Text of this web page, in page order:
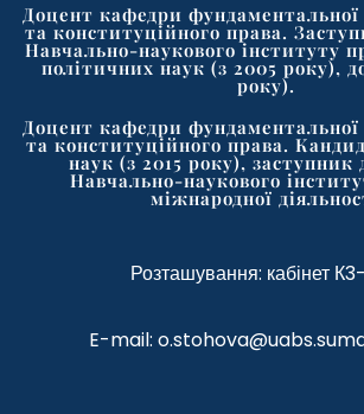
Доцент кафедри фундаментальної
та конституційного права.
Навчально-наукового інституту
політичних наук (з 2005 року),
року).
Доцент кафедри фундаментальної
та конституційного права.
наук (з 2015 року), заступник
Навчально-наукового
міжнародної
Розташування: кабінет
E-mail: